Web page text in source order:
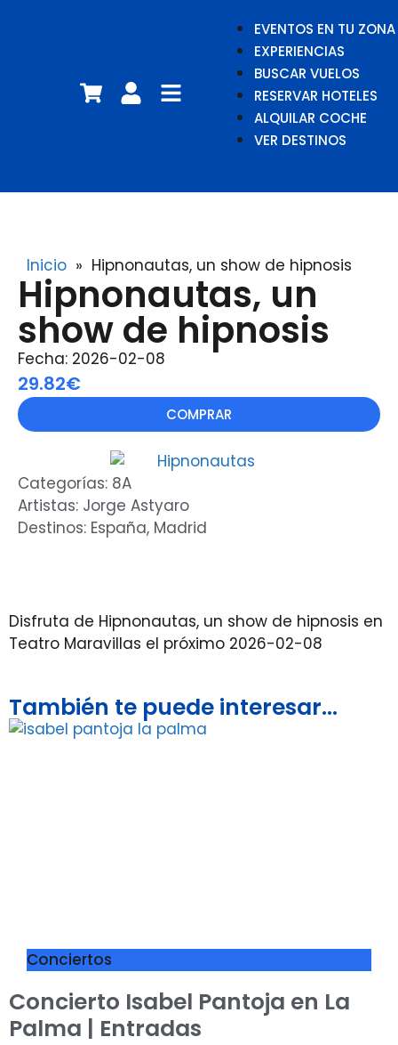
EVENTOS EN TU ZONA
EXPERIENCIAS
BUSCAR VUELOS
RESERVAR HOTELES
ALQUILAR COCHE
VER DESTINOS
Inicio » Hipnonautas, un show de hipnosis
Hipnonautas, un
show de hipnosis
Fecha: 2026-02-08
29.82€
COMPRAR
Categorías: 8A
Artistas: Jorge Astyaro
Destinos: España, Madrid
Disfruta de Hipnonautas, un show de hipnosis en
Teatro Maravillas el próximo 2026-02-08
También te puede interesar...
Conciertos
Concierto Isabel Pantoja en La
Palma | Entradas